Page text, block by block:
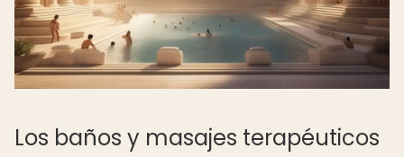
Los baños y masajes terapéuticos